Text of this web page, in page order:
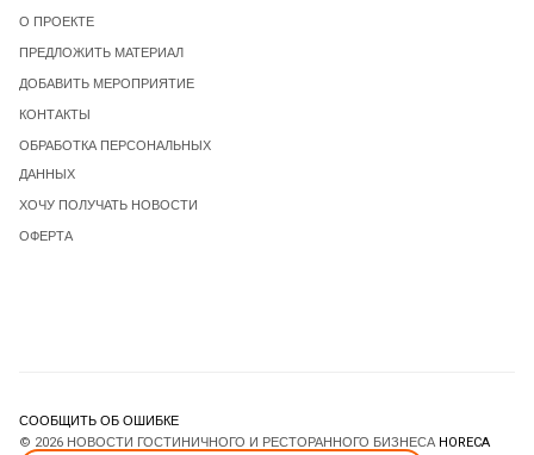
О ПРОЕКТЕ
ПРЕДЛОЖИТЬ МАТЕРИАЛ
ДОБАВИТЬ МЕРОПРИЯТИЕ
КОНТАКТЫ
ОБРАБОТКА ПЕРСОНАЛЬНЫХ
ДАННЫХ
ХОЧУ ПОЛУЧАТЬ НОВОСТИ
ОФЕРТА
СООБЩИТЬ ОБ ОШИБКЕ
© 2026 НОВОСТИ ГОСТИНИЧНОГО И РЕСТОРАННОГО БИЗНЕСА HORECA